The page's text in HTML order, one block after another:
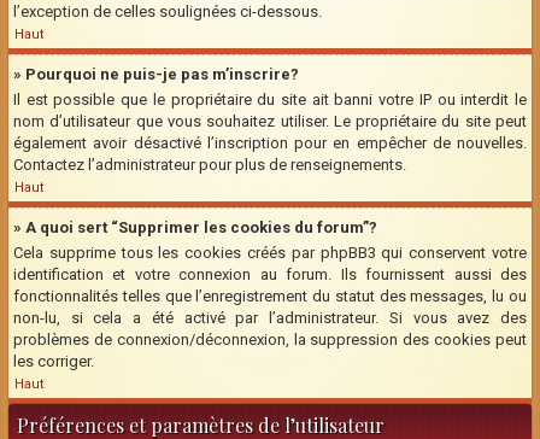
l’exception de celles soulignées ci-dessous.
Haut
» Pourquoi ne puis-je pas m’inscrire?
Il est possible que le propriétaire du site ait banni votre IP ou interdit le
nom d’utilisateur que vous souhaitez utiliser. Le propriétaire du site peut
également avoir désactivé l’inscription pour en empêcher de nouvelles.
Contactez l’administrateur pour plus de renseignements.
Haut
» A quoi sert “Supprimer les cookies du forum”?
Cela supprime tous les cookies créés par phpBB3 qui conservent votre
identification et votre connexion au forum. Ils fournissent aussi des
fonctionnalités telles que l’enregistrement du statut des messages, lu ou
non-lu, si cela a été activé par l’administrateur. Si vous avez des
problèmes de connexion/déconnexion, la suppression des cookies peut
les corriger.
Haut
Préférences et paramètres de l’utilisateur